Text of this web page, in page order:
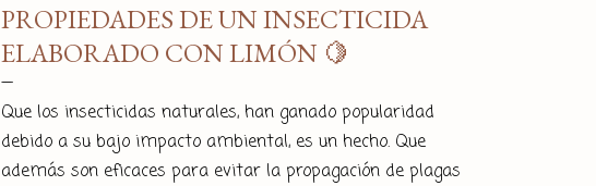
PROPIEDADES DE UN INSECTICIDA
ELABORADO CON LIMÓN 🍋
Que los insecticidas naturales, han ganado popularidad
debido a su bajo impacto ambiental, es un hecho. Que
además son eficaces para evitar la propagación de plagas